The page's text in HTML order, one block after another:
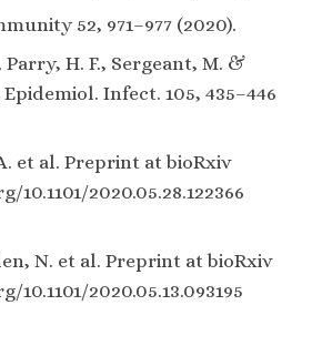
52, 971–977 (2020).
Parry, H. F., Sergeant, M. &
Infect. 105, 435–446
et al. Preprint at bioRxiv
10.1101/2020.05.28.122366
N. et al. Preprint at bioRxiv
2020.05.13.093195